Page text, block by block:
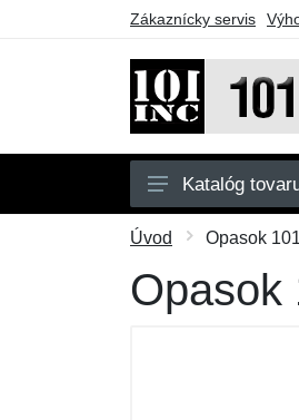
Zákaznícky servis
Pánske
Detské
Doplnky
Katalóg
Úvod Opasok
Opasok